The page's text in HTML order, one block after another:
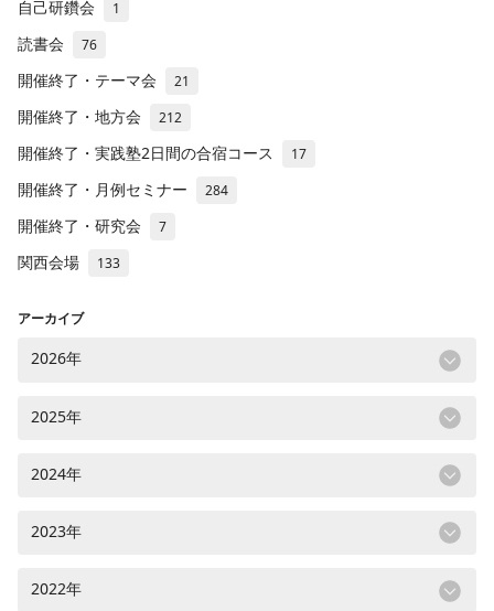
自己研鑽会 1
読書会 76
開催終了・テーマ会 21
開催終了・地方会 212
開催終了・実践塾2日間の合宿コース 17
開催終了・月例セミナー 284
開催終了・研究会 7
関西会場 133
アーカイブ
2026年
2025年
2024年
2023年
2022年